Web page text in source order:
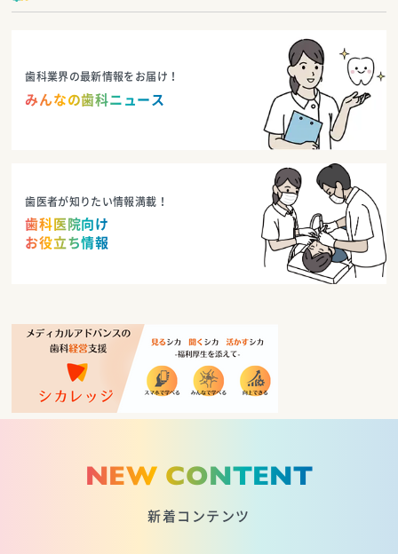
歯科業界の最新情報をお届け！
みんなの歯科ニュース
歯医者が知りたい情報満載！
歯科医院向け
お役立ち情報
NEW CONTENT
新着コンテンツ